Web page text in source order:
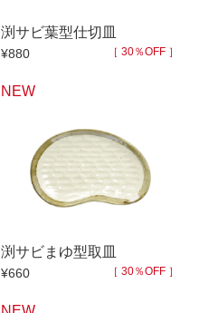
渕サビ葉型仕切皿
¥880 ［ 30％OFF ］
NEW
渕サビまゆ型取皿
¥660 ［ 30％OFF ］